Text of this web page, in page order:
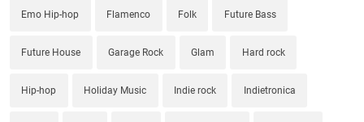
Emo Hip-hop Flamenco Folk Future Bass
Future House Garage Rock Glam Hard rock
Hip-hop Holiday Music Indie rock Indietronica